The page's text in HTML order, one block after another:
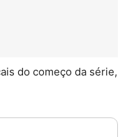
do começo da série,